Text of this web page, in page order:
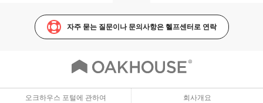
자주 묻는 질문이나 문의사항은 헬프센터로 연락
오크하우스 포털에 관하여 회사개요